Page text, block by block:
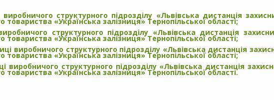
структурного підрозділу «Львівська дистанція
товариства «Українська залізниця» Тернопільської області;
структурного підрозділу «Львівська дистанція
товариства «Українська залізниця» Тернопільської області;
виробничого структурного підрозділу «Львівська дистанція
товариства «Українська залізниця» Тернопільської області;
виробничого структурного підрозділу «Львівська дистанція
товариства «Українська залізниця» Тернопільської області.